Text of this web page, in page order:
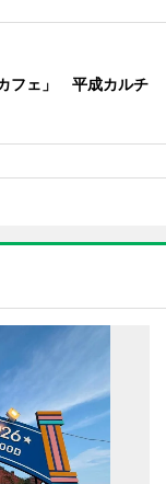
フェ」 平成カルチ